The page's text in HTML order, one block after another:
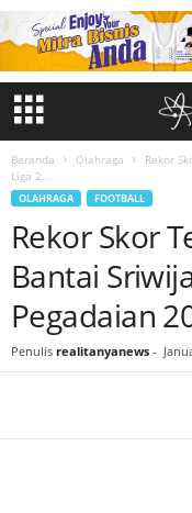
Beranda Olahraga
Rekor
Liga 2...
OLAHRAGA FOOTBALL
Rekor Skor
Bantai
Pegadaian
Penulis realitanyanews -